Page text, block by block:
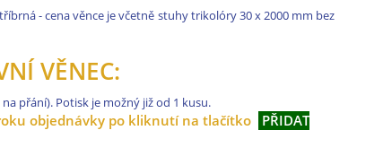
- cena věnce je včetně stuhy trikolóry 30 x 2000 mm bez
VĚNEC:
přání). Potisk je možný již od 1 kusu.
objednávky po kliknutí na tlačítko
PŘIDAT